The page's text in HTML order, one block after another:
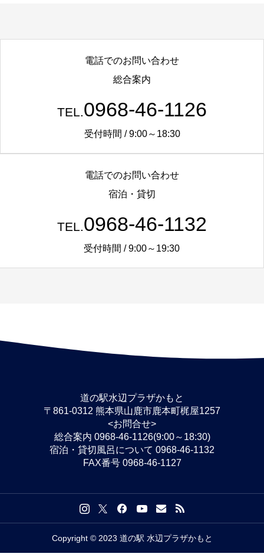
電話でのお問い合わせ
総合案内
TEL.0968-46-1126
受付時間 / 9:00～18:30
電話でのお問い合わせ
宿泊・貸切
TEL.0968-46-1132
受付時間 / 9:00～19:30
道の駅水辺プラザかもと
〒861-0312 熊本県山鹿市鹿本町梶屋1257
<お問合せ>
総合案内 0968-46-1126(9:00～18:30)
宿泊・貸切風呂について 0968-46-1132
FAX番号 0968-46-1127
Copyright © 2023 道の駅 水辺プラザかもと